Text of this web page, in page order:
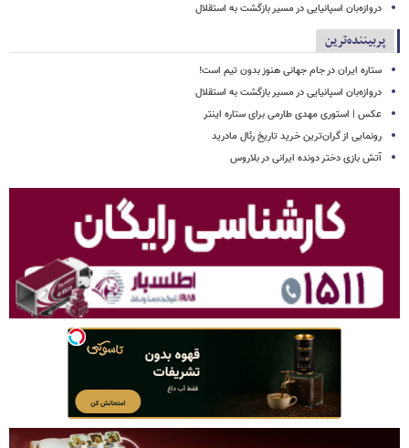
دروازه‌بان اسپانیایی در مسیر بازگشت به استقلال
پربیننده‌ترین
ستاره ایران در جام جهانی هنوز بدون تیم است!
دروازه‌بان اسپانیایی در مسیر بازگشت به استقلال
عکس | استوری مهدی طارمی برای ستاره اینتر
رونمایی از گران‌ترین خرید تاریخ رئال مادرید
آتش بازی دختر دونده ایرانی در بلاروس